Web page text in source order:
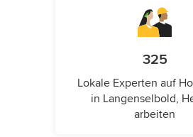
325
Lokale Experten auf
in Langenselbold,
arbeiten